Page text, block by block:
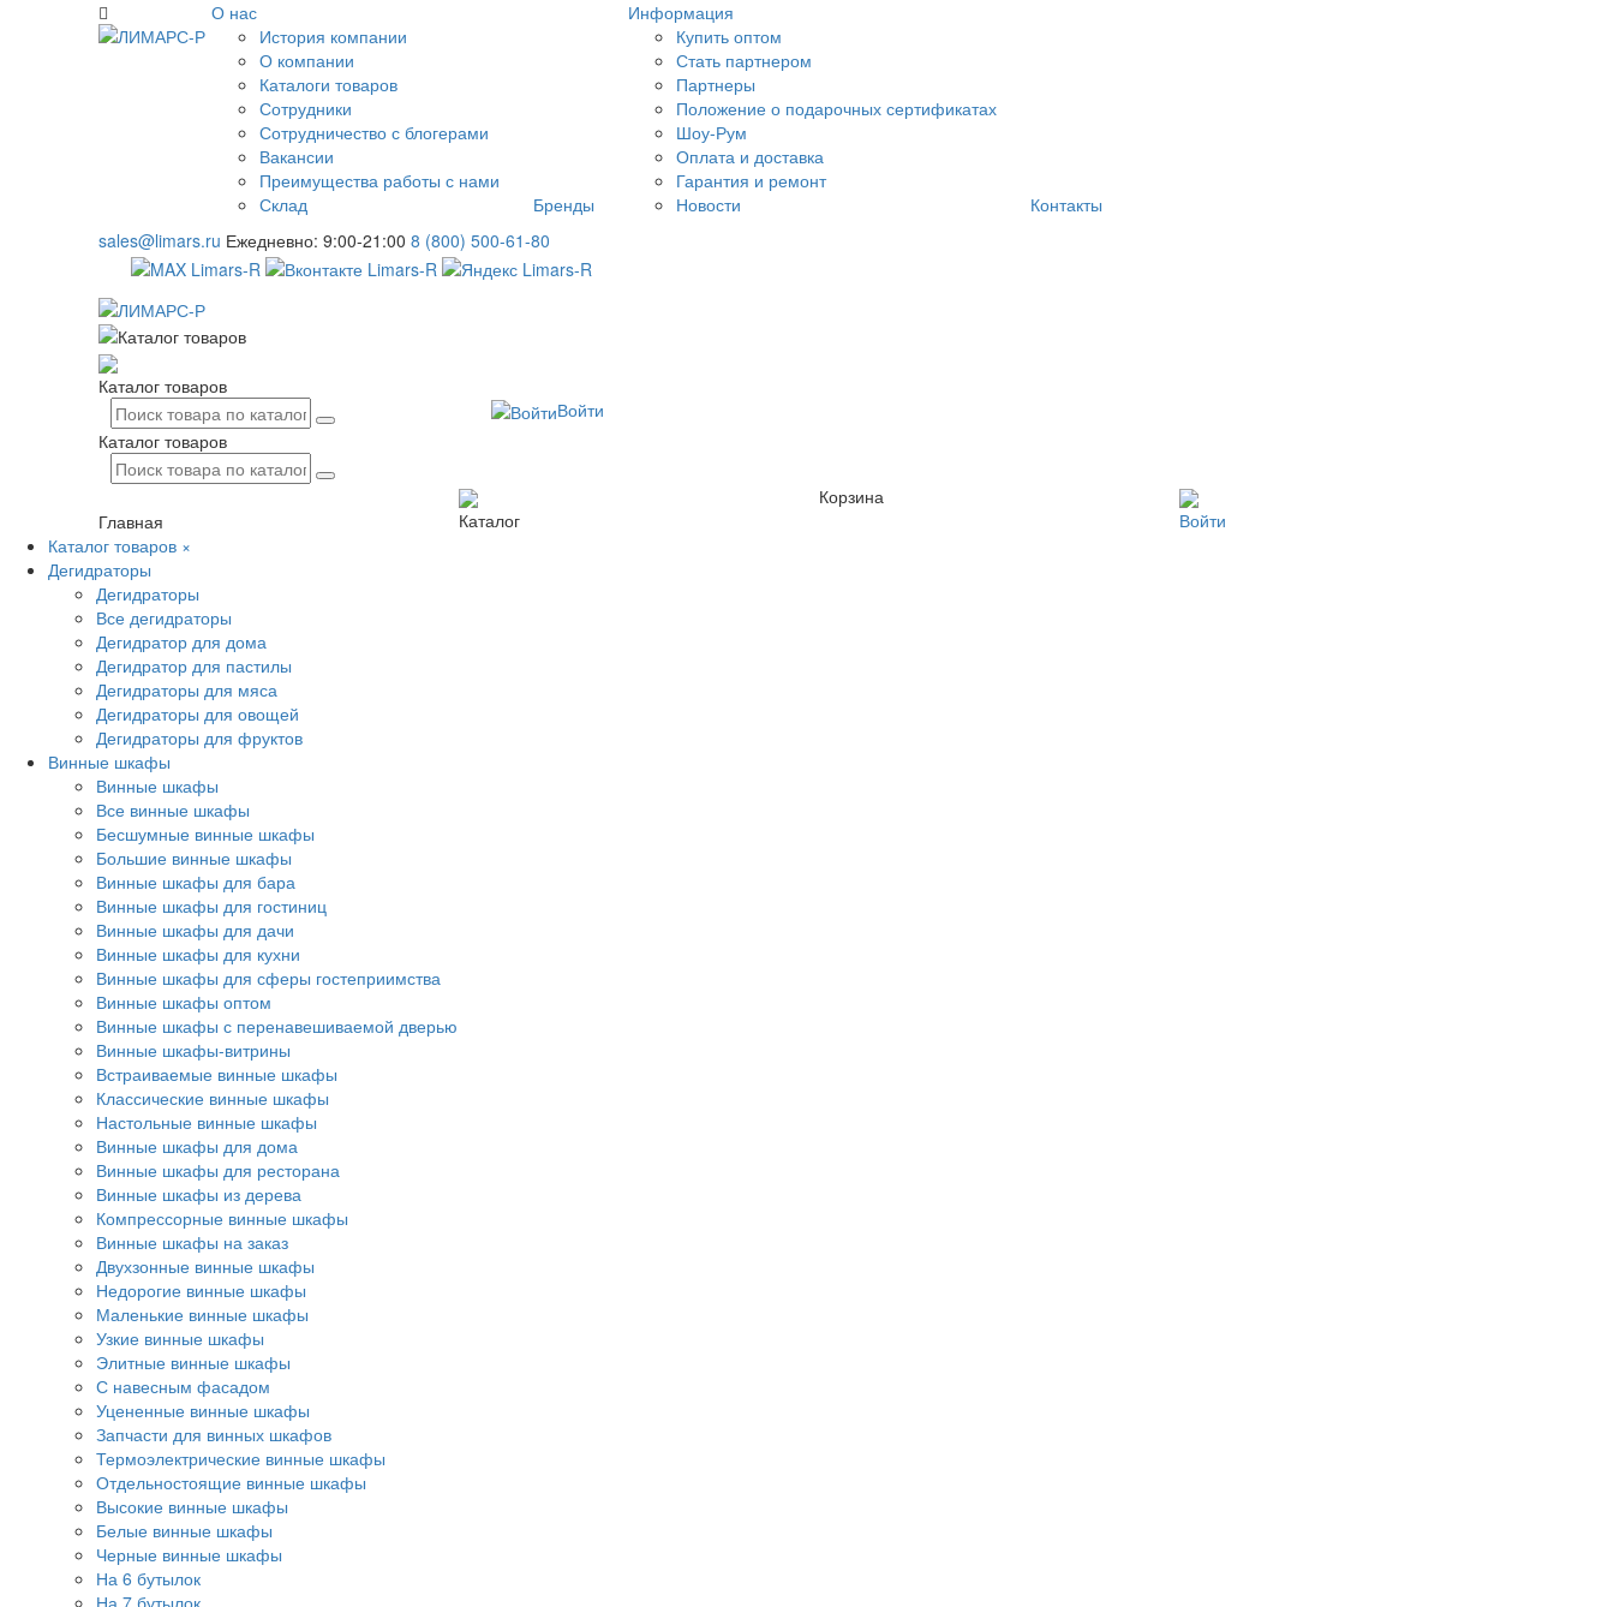
О нас
История компании
О компании
Каталоги товаров
Сотрудники
Сотрудничество с блогерами
Вакансии
Преимущества работы с нами
Склад
Бренды
Информация
Купить оптом
Стать партнером
Партнеры
Положение о подарочных сертификатах
Шоу-Рум
Оплата и доставка
Гарантия и ремонт
Новости
Контакты
sales@limars.ru Ежедневно: 9:00-21:00 8 (800) 500-61-80
Каталог товаров
Войти
Каталог товаров
Главная Каталог
Корзина
Войти
Каталог товаров ×
Дегидраторы
Дегидраторы
Все дегидраторы
Дегидратор для дома
Дегидратор для пастилы
Дегидраторы для мяса
Дегидраторы для овощей
Дегидраторы для фруктов
Винные шкафы
Винные шкафы
Все винные шкафы
Бесшумные винные шкафы
Большие винные шкафы
Винные шкафы для бара
Винные шкафы для гостиниц
Винные шкафы для дачи
Винные шкафы для кухни
Винные шкафы для сферы гостеприимства
Винные шкафы оптом
Винные шкафы с перенавешиваемой дверью
Винные шкафы-витрины
Встраиваемые винные шкафы
Классические винные шкафы
Настольные винные шкафы
Винные шкафы для дома
Винные шкафы для ресторана
Винные шкафы из дерева
Компрессорные винные шкафы
Винные шкафы на заказ
Двухзонные винные шкафы
Недорогие винные шкафы
Маленькие винные шкафы
Узкие винные шкафы
Элитные винные шкафы
С навесным фасадом
Уцененные винные шкафы
Запчасти для винных шкафов
Термоэлектрические винные шкафы
Отдельностоящие винные шкафы
Высокие винные шкафы
Белые винные шкафы
Черные винные шкафы
На 6 бутылок